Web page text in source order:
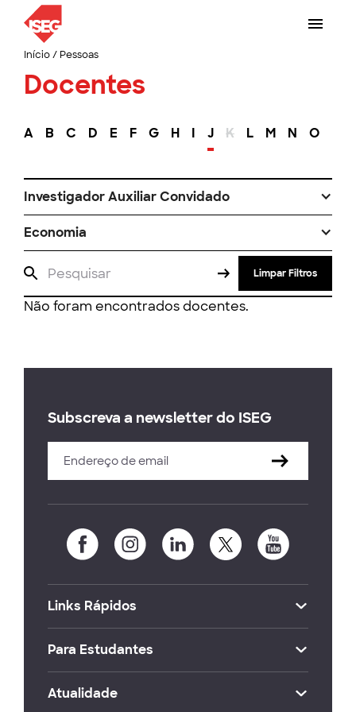
Início/ Pessoas
Docentes
A B C D E F G H I J K L M N O
Investigador Auxiliar Convidado
Economia
Limpar Filtros
Não foram encontrados docentes.
Subscreva a newsletter do ISEG
Links Rápidos
Para Estudantes
Atualidade